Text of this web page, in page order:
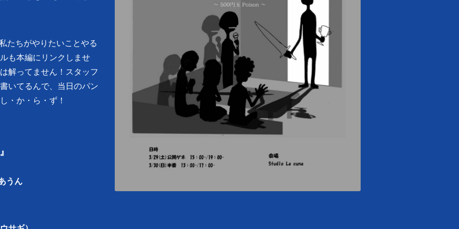
たちがやりたいことやる
も本編にリンクしませ
解ってません！スタッフ
いてるんで、当日のパン
・か・ら・ず！
うん